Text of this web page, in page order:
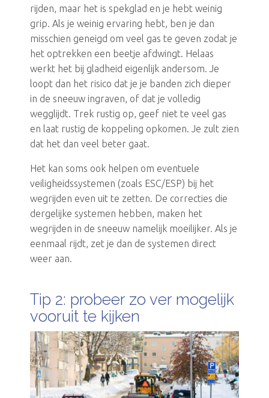
rijden, maar het is spekglad en je hebt weinig
grip. Als je weinig ervaring hebt, ben je dan
misschien geneigd om veel gas te geven zodat je
het optrekken een beetje afdwingt. Helaas
werkt het bij gladheid eigenlijk andersom. Je
loopt dan het risico dat je je banden zich dieper
in de sneeuw ingraven, of dat je volledig
wegglijdt. Trek rustig op, geef niet te veel gas
en laat rustig de koppeling opkomen. Je zult zien
dat het dan veel beter gaat.
Het kan soms ook helpen om eventuele
veiligheidssystemen (zoals ESC/ESP) bij het
wegrijden even uit te zetten. De correcties die
dergelijke systemen hebben, maken het
wegrijden in de sneeuw namelijk moeilijker. Als je
eenmaal rijdt, zet je dan de systemen direct
weer aan.
Tip 2: probeer zo ver mogelijk
vooruit te kijken